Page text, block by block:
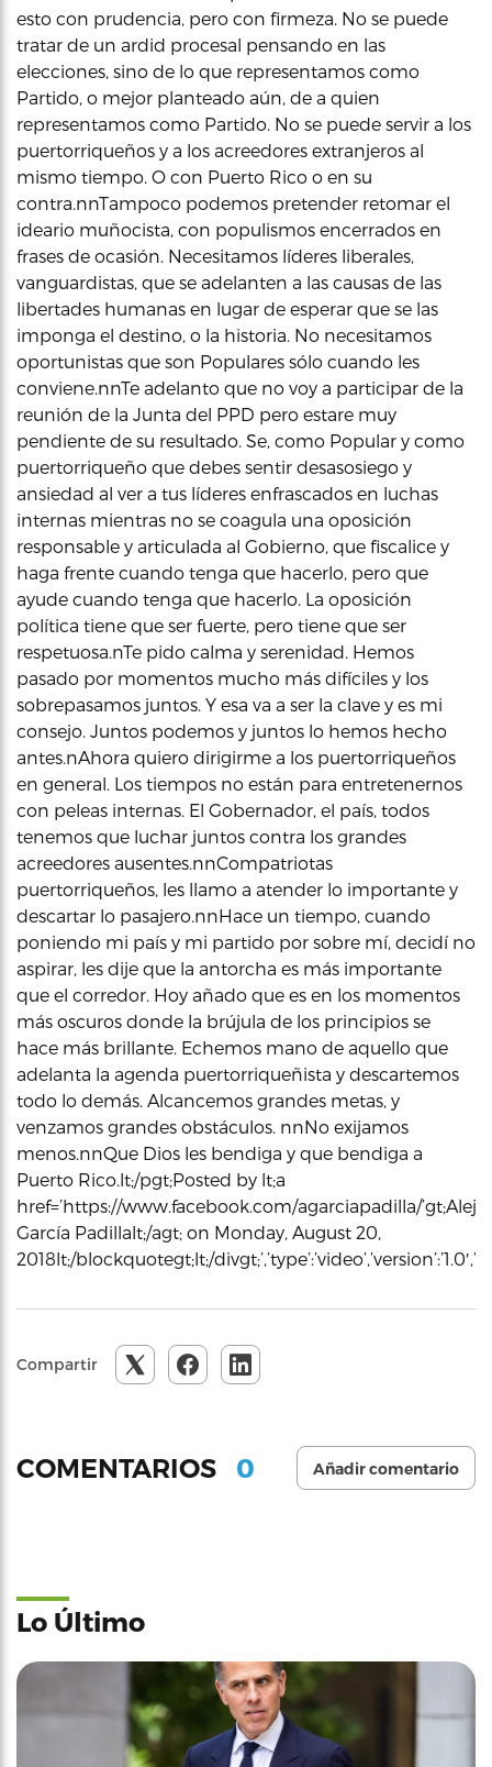
esto con prudencia, pero con firmeza. No se puede
tratar de un ardid procesal pensando en las
elecciones, sino de lo que representamos como
Partido, o mejor planteado aún, de a quien
representamos como Partido. No se puede servir a los
puertorriqueños y a los acreedores extranjeros al
mismo tiempo. O con Puerto Rico o en su
contra.nnTampoco podemos pretender retomar el
ideario muñocista, con populismos encerrados en
frases de ocasión. Necesitamos líderes liberales,
vanguardistas, que se adelanten a las causas de las
libertades humanas en lugar de esperar que se las
imponga el destino, o la historia. No necesitamos
oportunistas que son Populares sólo cuando les
conviene.nnTe adelanto que no voy a participar de la
reunión de la Junta del PPD pero estare muy
pendiente de su resultado. Se, como Popular y como
puertorriqueño que debes sentir desasosiego y
ansiedad al ver a tus líderes enfrascados en luchas
internas mientras no se coagula una oposición
responsable y articulada al Gobierno, que fiscalice y
haga frente cuando tenga que hacerlo, pero que
ayude cuando tenga que hacerlo. La oposición
política tiene que ser fuerte, pero tiene que ser
respetuosa.nTe pido calma y serenidad. Hemos
pasado por momentos mucho más difíciles y los
sobrepasamos juntos. Y esa va a ser la clave y es mi
consejo. Juntos podemos y juntos lo hemos hecho
antes.nAhora quiero dirigirme a los puertorriqueños
en general. Los tiempos no están para entretenernos
con peleas internas. El Gobernador, el país, todos
tenemos que luchar juntos contra los grandes
acreedores ausentes.nnCompatriotas
puertorriqueños, les llamo a atender lo importante y
descartar lo pasajero.nnHace un tiempo, cuando
poniendo mi país y mi partido por sobre mí, decidí no
aspirar, les dije que la antorcha es más importante
que el corredor. Hoy añado que es en los momentos
más oscuros donde la brújula de los principios se
hace más brillante. Echemos mano de aquello que
adelanta la agenda puertorriqueñista y descartemos
todo lo demás. Alcancemos grandes metas, y
venzamos grandes obstáculos. nnNo exijamos
menos.nnQue Dios les bendiga y que bendiga a
Puerto Rico.lt;/pgt;Posted by lt;a
href=’https://www.facebook.com/agarciapadilla/
García Padillalt;/agt; on Monday, August 20,
2018lt;/blockquotegt;lt;/
Compartir
COMENTARIOS 0 Añadir comentario
Lo Último